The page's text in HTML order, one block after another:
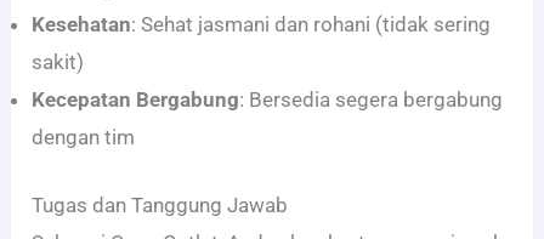
Kesehatan: Sehat jasmani dan rohani (tidak sering
sakit)
Kecepatan Bergabung: Bersedia segera bergabung
dengan tim
Tugas dan Tanggung Jawab